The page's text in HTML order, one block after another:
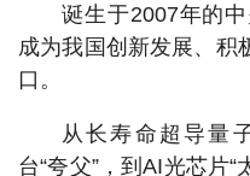
诞生于2007年的
成为我国创新发展、积
口。
从长寿命超导量
台“夸父”，到AI光芯片